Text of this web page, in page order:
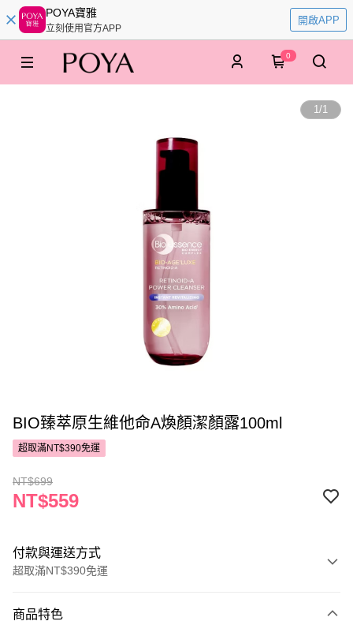
POYA寶雅
立刻使用官方APP
開啟APP
0
1/1
BIO臻萃原生維他命A煥顏潔顏露100ml
超取滿NT$390免運
NT$699
NT$559
付款與運送方式
超取滿NT$390免運
POYA支付
商品特色